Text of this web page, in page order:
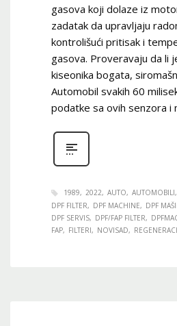
gasova koji dolaze iz
zadatak da upravljaju
kontrolišući pritisak i
gasova. Proveravaju da li
kiseonika bogata,
Automobil svakih 60
podatke sa ovih senzora i
1989 2022 AUTO AUTOMOBILI
DPF FILTER
DPF MACHINE
DPF
DPF SERVIS
DPF/FAP FILTER
FAP
FILTERI NOVISAD